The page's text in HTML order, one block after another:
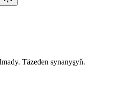
Täzeden synanyşyň.